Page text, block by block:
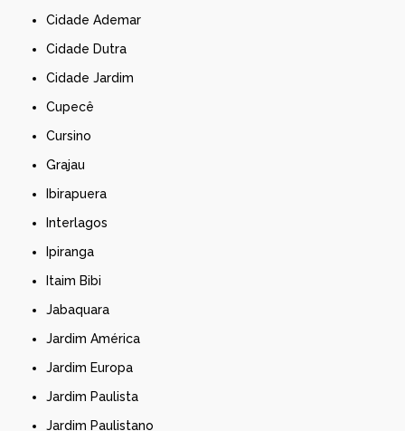
Cidade Ademar
Cidade Dutra
Cidade Jardim
Cupecê
Cursino
Grajau
Ibirapuera
Interlagos
Ipiranga
Itaim Bibi
Jabaquara
Jardim América
Jardim Europa
Jardim Paulista
Jardim Paulistano